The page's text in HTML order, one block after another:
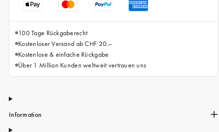
100 Tage Rückgaberecht
Kostenloser Versand ab CHF 20.–
Kostenlose & einfache Rückgabe
Über 1 Million Kunden weltweit vertrauen uns
Information